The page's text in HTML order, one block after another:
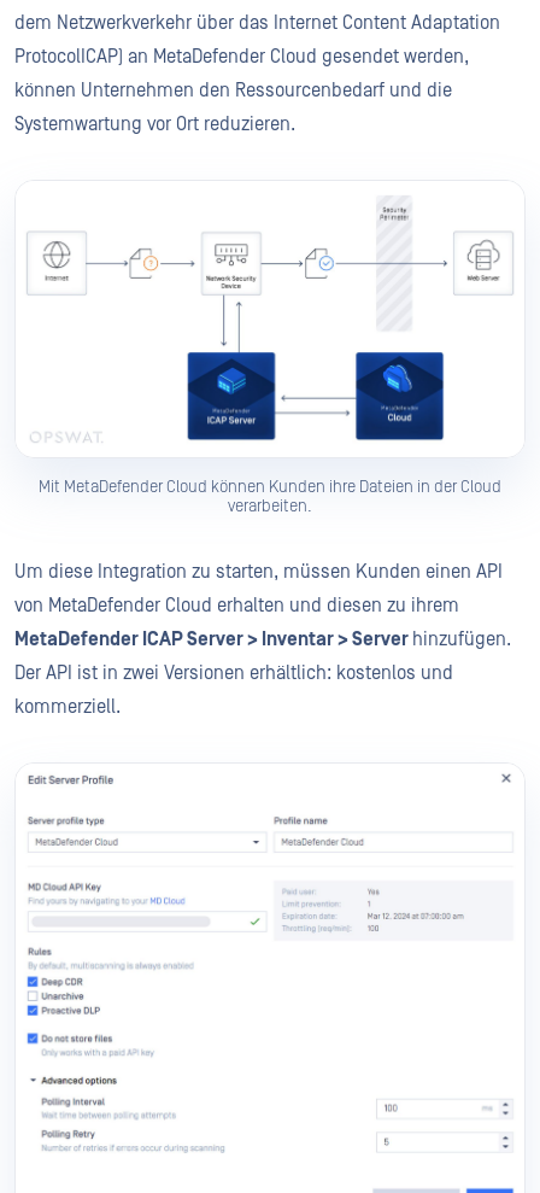
dem Netzwerkverkehr über das Internet Content Adaptation
ProtocolICAP) an MetaDefender Cloud gesendet werden,
können Unternehmen den Ressourcenbedarf und die
Systemwartung vor Ort reduzieren.
Mit MetaDefender Cloud können Kunden ihre Dateien in der Cloud
verarbeiten.
Um diese Integration zu starten, müssen Kunden einen API
von MetaDefender Cloud erhalten und diesen zu ihrem
MetaDefender ICAP Server > Inventar > Server hinzufügen.
Der API ist in zwei Versionen erhältlich: kostenlos und
kommerziell.